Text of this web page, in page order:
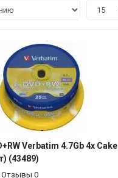
Verbatim 4.7Gb 4x Cake
(43489)
Отзывы 0